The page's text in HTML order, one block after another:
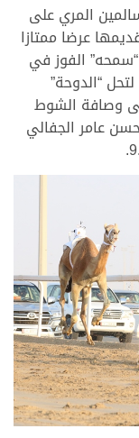
المري على
عرضا ممتازا
الفوز في
لتحل “الدوحة”
وصافة الشوط
حسن عامر الجفالي